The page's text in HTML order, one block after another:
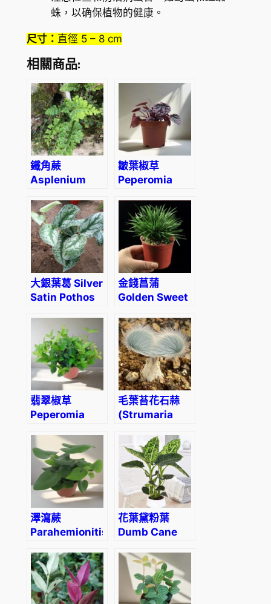
蛛，以确保植物的健康。
尺寸： 直徑 5 – 8 cm
相關商品:
鐵角蕨
Asplenium
皺葉椒草
Peperomia
大銀葉葛 Silver
Satin Pothos
pictus
‘exotica’)
金錢菖蒲
Golden Sweet
gramineus)
翡翠椒草
Peperomia
毛葉苔花石蒜
(Strumaria
澤瀉蕨
Parahemionitis
花葉黛粉葉
Dumb Cane
‘Reflector’)